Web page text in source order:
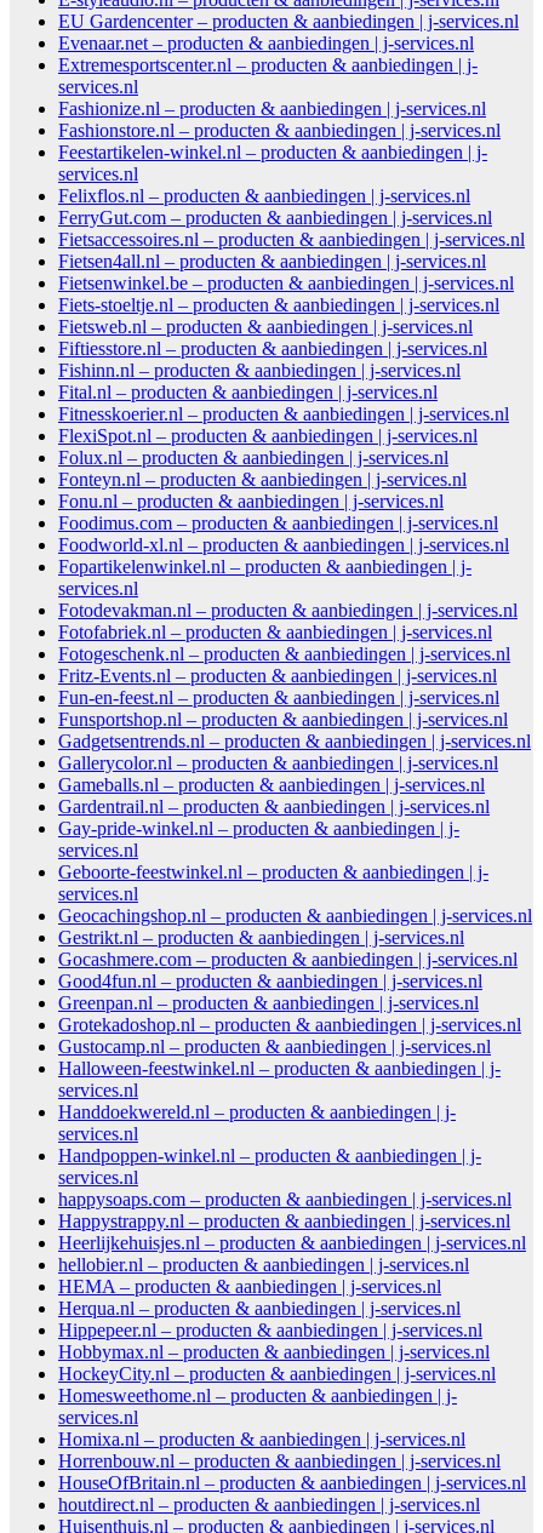
EU Gardencenter – producten & aanbiedingen | j-services.nl
Evenaar.net – producten & aanbiedingen | j-services.nl
Extremesportscenter.nl – producten & aanbiedingen | j-
services.nl
Fashionize.nl – producten & aanbiedingen | j-services.nl
Fashionstore.nl – producten & aanbiedingen | j-services.nl
Feestartikelen-winkel.nl – producten & aanbiedingen | j-
services.nl
Felixflos.nl – producten & aanbiedingen | j-services.nl
FerryGut.com – producten & aanbiedingen | j-services.nl
Fietsaccessoires.nl – producten & aanbiedingen | j-services.nl
Fietsen4all.nl – producten & aanbiedingen | j-services.nl
Fietsenwinkel.be – producten & aanbiedingen | j-services.nl
Fiets-stoeltje.nl – producten & aanbiedingen | j-services.nl
Fietsweb.nl – producten & aanbiedingen | j-services.nl
Fiftiesstore.nl – producten & aanbiedingen | j-services.nl
Fishinn.nl – producten & aanbiedingen | j-services.nl
Fital.nl – producten & aanbiedingen | j-services.nl
Fitnesskoerier.nl – producten & aanbiedingen | j-services.nl
FlexiSpot.nl – producten & aanbiedingen | j-services.nl
Folux.nl – producten & aanbiedingen | j-services.nl
Fonteyn.nl – producten & aanbiedingen | j-services.nl
Fonu.nl – producten & aanbiedingen | j-services.nl
Foodimus.com – producten & aanbiedingen | j-services.nl
Foodworld-xl.nl – producten & aanbiedingen | j-services.nl
Fopartikelenwinkel.nl – producten & aanbiedingen | j-
services.nl
Fotodevakman.nl – producten & aanbiedingen | j-services.nl
Fotofabriek.nl – producten & aanbiedingen | j-services.nl
Fotogeschenk.nl – producten & aanbiedingen | j-services.nl
Fritz-Events.nl – producten & aanbiedingen | j-services.nl
Fun-en-feest.nl – producten & aanbiedingen | j-services.nl
Funsportshop.nl – producten & aanbiedingen | j-services.nl
Gadgetsentrends.nl – producten & aanbiedingen | j-services.nl
Gallerycolor.nl – producten & aanbiedingen | j-services.nl
Gameballs.nl – producten & aanbiedingen | j-services.nl
Gardentrail.nl – producten & aanbiedingen | j-services.nl
Gay-pride-winkel.nl – producten & aanbiedingen | j-
services.nl
Geboorte-feestwinkel.nl – producten & aanbiedingen | j-
services.nl
Geocachingshop.nl – producten & aanbiedingen | j-services.nl
Gestrikt.nl – producten & aanbiedingen | j-services.nl
Gocashmere.com – producten & aanbiedingen | j-services.nl
Good4fun.nl – producten & aanbiedingen | j-services.nl
Greenpan.nl – producten & aanbiedingen | j-services.nl
Grotekadoshop.nl – producten & aanbiedingen | j-services.nl
Gustocamp.nl – producten & aanbiedingen | j-services.nl
Halloween-feestwinkel.nl – producten & aanbiedingen | j-
services.nl
Handdoekwereld.nl – producten & aanbiedingen | j-
services.nl
Handpoppen-winkel.nl – producten & aanbiedingen | j-
services.nl
happysoaps.com – producten & aanbiedingen | j-services.nl
Happystrappy.nl – producten & aanbiedingen | j-services.nl
Heerlijkehuisjes.nl – producten & aanbiedingen | j-services.nl
hellobier.nl – producten & aanbiedingen | j-services.nl
HEMA – producten & aanbiedingen | j-services.nl
Herqua.nl – producten & aanbiedingen | j-services.nl
Hippepeer.nl – producten & aanbiedingen | j-services.nl
Hobbymax.nl – producten & aanbiedingen | j-services.nl
HockeyCity.nl – producten & aanbiedingen | j-services.nl
Homesweethome.nl – producten & aanbiedingen | j-
services.nl
Homixa.nl – producten & aanbiedingen | j-services.nl
Horrenbouw.nl – producten & aanbiedingen | j-services.nl
HouseOfBritain.nl – producten & aanbiedingen | j-services.nl
houtdirect.nl – producten & aanbiedingen | j-services.nl
Huisenthuis.nl – producten & aanbiedingen | j-services.nl